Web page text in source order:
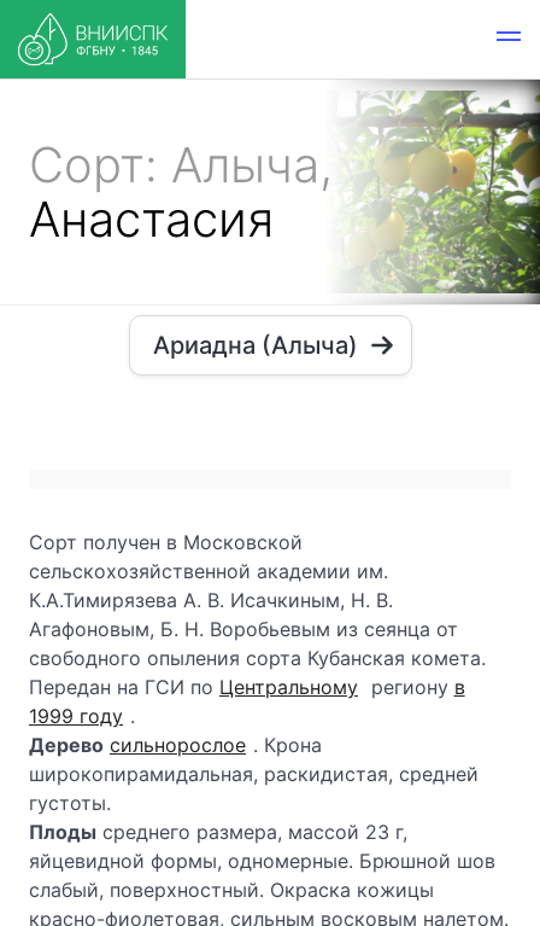
Сорт: Алыча,
Анастасия
Ариадна (Алыча)
Сорт получен в Московской
сельскохозяйственной академии им.
К.А.Тимирязева А. В. Исачкиным, Н. В.
Агафоновым, Б. Н. Воробьевым из сеянца от
свободного опыления сорта Кубанская комета.
Передан на ГСИ по Центральному региону в
1999 году .
Дерево сильнорослое . Крона
широкопирамидальная, раскидистая, средней
густоты.
Плоды среднего размера, массой 23 г,
яйцевидной формы, одномерные. Брюшной шов
слабый, поверхностный. Окраска кожицы
красно-фиолетовая, сильным восковым налетом.